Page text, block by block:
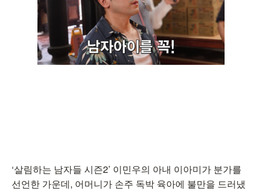
‘살림하는 남자들 시즌2’ 이민우의 아내 이아미가 분가를
선언한 가운데, 어머니가 손주 독박 육아에 불만을 드러냈